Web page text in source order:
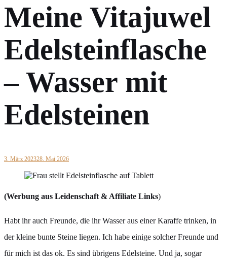
Meine Vitajuwel
Edelsteinflasche
– Wasser mit
Edelsteinen
3. März 202328. Mai 2026
(Werbung aus Leidenschaft & Affiliate Links)
Habt ihr auch Freunde, die ihr Wasser aus einer Karaffe trinken, in
der kleine bunte Steine liegen. Ich habe einige solcher Freunde und
für mich ist das ok. Es sind übrigens Edelsteine. Und ja, sogar